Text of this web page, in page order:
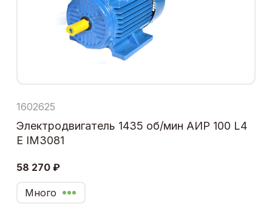
1602625
Электродвигатель 1435 об/мин АИР 100 L4
Е IM3081
58 270 ₽
Много